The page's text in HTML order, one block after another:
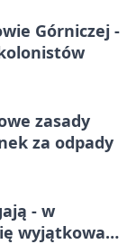
Górniczej -
zasady
za odpady
- w
wyjątkowa